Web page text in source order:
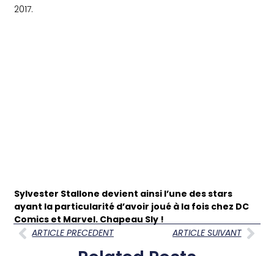
2017.
Sylvester Stallone devient ainsi l’une des stars
ayant la particularité d’avoir joué à la fois chez DC
Comics et Marvel. Chapeau Sly !
ARTICLE PRECEDENT
ARTICLE SUIVANT